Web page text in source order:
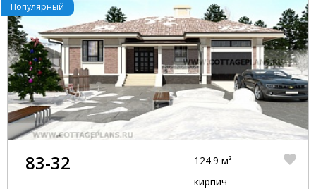
Популярный
83-32
124.9 м²
кирпич